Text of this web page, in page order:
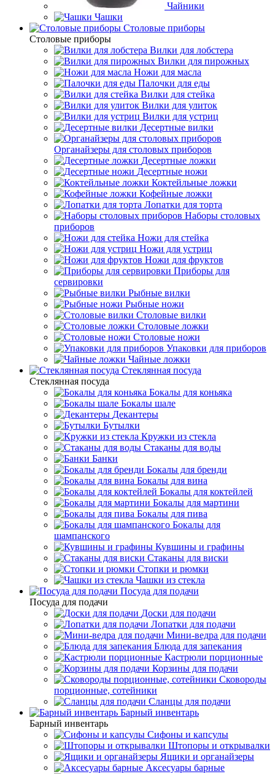
Чайники
Чашки
Cтоловые приборы
Cтоловые приборы
Вилки для лобстера
Вилки для пирожных
Ножи для масла
Палочки для еды
Вилки для стейка
Вилки для улиток
Вилки для устриц
Десертные вилки
Органайзеры для столовых приборов
Десертные ложки
Десертные ножи
Коктейльные ложки
Кофейные ложки
Лопатки для торта
Наборы столовых
приборов
Ножи для стейка
Ножи для устриц
Ножи для фруктов
Приборы для
сервировки
Рыбные вилки
Рыбные ножи
Столовые вилки
Столовые ложки
Столовые ножи
Упаковки для приборов
Чайные ложки
Стеклянная посуда
Стеклянная посуда
Бокалы для коньяка
Бокалы шале
Декантеры
Бутылки
Кружки из стекла
Стаканы для воды
Банки
Бокалы для бренди
Бокалы для вина
Бокалы для коктейлей
Бокалы для мартини
Бокалы для пива
Бокалы для
шампанского
Кувшины и графины
Стаканы для виски
Стопки и рюмки
Чашки из стекла
Посуда для подачи
Посуда для подачи
Доски для подачи
Лопатки для подачи
Мини-ведра для подачи
Блюда для запекания
Кастрюли порционные
Корзины для подачи
Сковороды
порционные, сотейники
Сланцы для подачи
Барный инвентарь
Барный инвентарь
Сифоны и капсулы
Штопоры и открывалки
Ящики и органайзеры
Аксесуары барные